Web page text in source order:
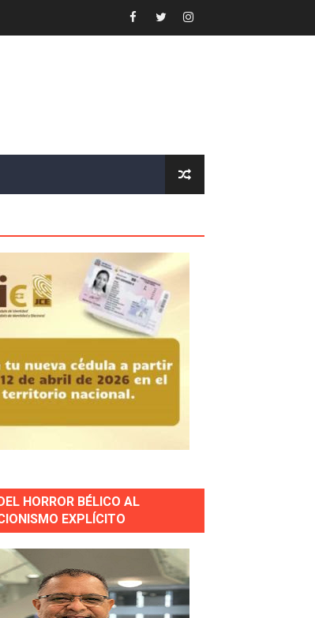
por la obra vial, en cumplimiento de un
en Manabao
va de año
RD
mujer presidente de la República
apagones en Cayenas y Residencial Amalia
HORROR BÉLICO AL
EXPLÍCITO